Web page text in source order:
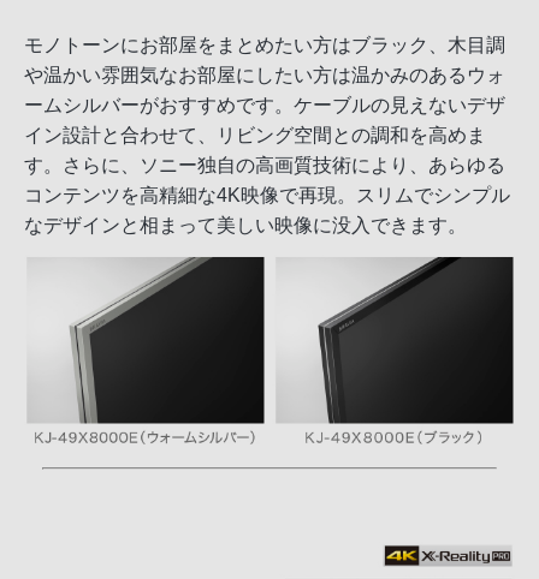
モノトーンにお部屋をまとめたい方はブラック、木目調
や温かい雰囲気なお部屋にしたい方は温かみのあるウォ
ームシルバーがおすすめです。ケーブルの見えないデザ
イン設計と合わせて、リビング空間との調和を高めま
す。さらに、ソニー独自の高画質技術により、あらゆる
コンテンツを高精細な4K映像で再現。スリムでシンプル
なデザインと相まって美しい映像に没入できます。